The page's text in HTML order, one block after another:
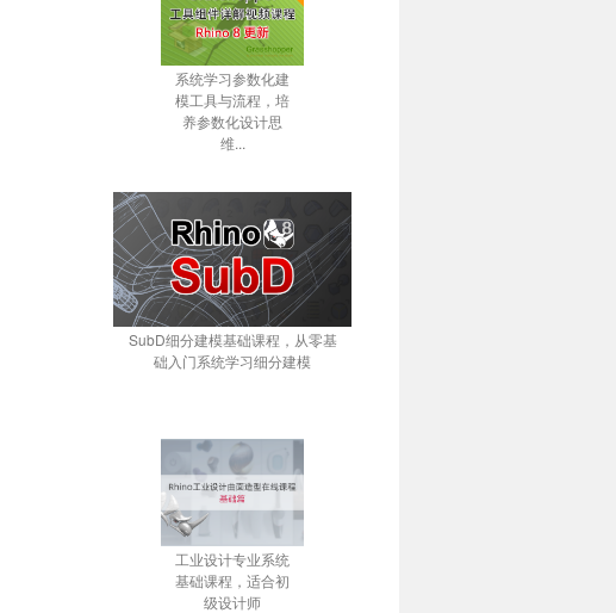
系统学习参数化建
模工具与流程，培
养参数化设计思
维...
SubD细分建模基础课程，从零基
础入门系统学习细分建模
工业设计专业系统
基础课程，适合初
级设计师